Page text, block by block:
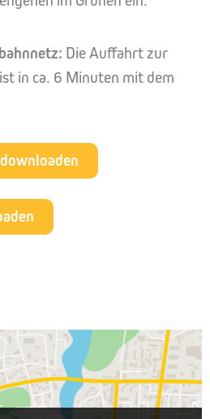
Die Auffahrt zur
in ca. 6 Minuten mit dem